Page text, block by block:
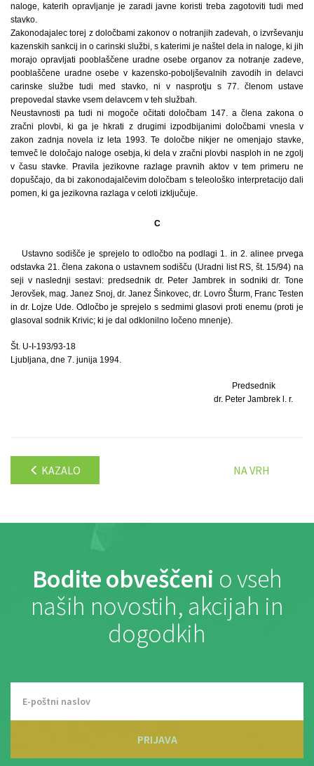
naloge, katerih opravljanje je zaradi javne koristi treba zagotoviti tudi med
stavko.
Zakonodajalec torej z določbami zakonov o notranjih zadevah, o izvrševanju
kazenskih sankcij in o carinski službi, s katerimi je naštel dela in naloge, ki jih
morajo opravljati pooblaščene uradne osebe organov za notranje zadeve,
pooblaščene uradne osebe v kazensko-poboljševalnih zavodih in delavci
carinske službe tudi med stavko, ni v nasprotju s 77. členom ustave
prepovedal stavke vsem delavcem v teh službah.
Neustavnosti pa tudi ni mogoče očitati določbam 147. a člena zakona o
zračni plovbi, ki ga je hkrati z drugimi izpodbijanimi določbami vnesla v
zakon zadnja novela iz leta 1993. Te določbe nikjer ne omenjajo stavke,
temveč le določajo naloge osebja, ki dela v zračni plovbi nasploh in ne zgolj
v času stavke. Pravila jezikovne razlage pravnih aktov v tem primeru ne
dopuščajo, da bi zakonodajalčevim določbam s teleološko interpretacijo dali
pomen, ki ga jezikovna razlaga v celoti izključuje.
C
Ustavno sodišče je sprejelo to odločbo na podlagi 1. in 2. alinee prvega
odstavka 21. člena zakona o ustavnem sodišču (Uradni list RS, št. 15/94) na
seji v naslednji sestavi: predsednik dr. Peter Jambrek in sodniki dr. Tone
Jerovšek, mag. Janez Snoj, dr. Janez Šinkovec, dr. Lovro Šturm, Franc Testen
in dr. Lojze Ude. Odločbo je sprejelo s sedmimi glasovi proti enemu (proti je
glasoval sodnik Krivic; ki je dal odklonilno ločeno mnenje).
Št. U-I-193/93-18
Ljubljana, dne 7. junija 1994.
Predsednik
dr. Peter Jambrek l. r.
KAZALO NA VRH
Bodite obveščeni o vseh
naših novostih, akcijah in
dogodkih
PRIJAVA